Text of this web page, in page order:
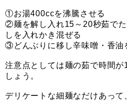
①お湯400ccを沸騰させる
②麺を解し入れ15～20秒茹で
しを入れかき混ぜる
③どんぶりに移し辛味噌・香油
注意点としては麺の茹で時間
しょう。
デリケートな細麺なだけあっ